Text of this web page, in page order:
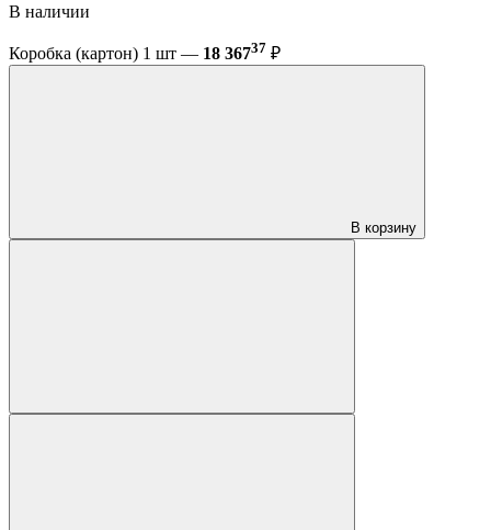
В наличии
Коробка (картон) 1 шт — 18 36737 ₽
В корзину